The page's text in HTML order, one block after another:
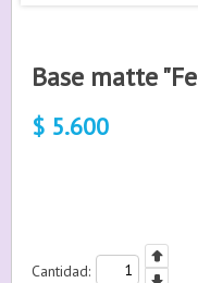
Base matte
$ 5.600
Cantidad: